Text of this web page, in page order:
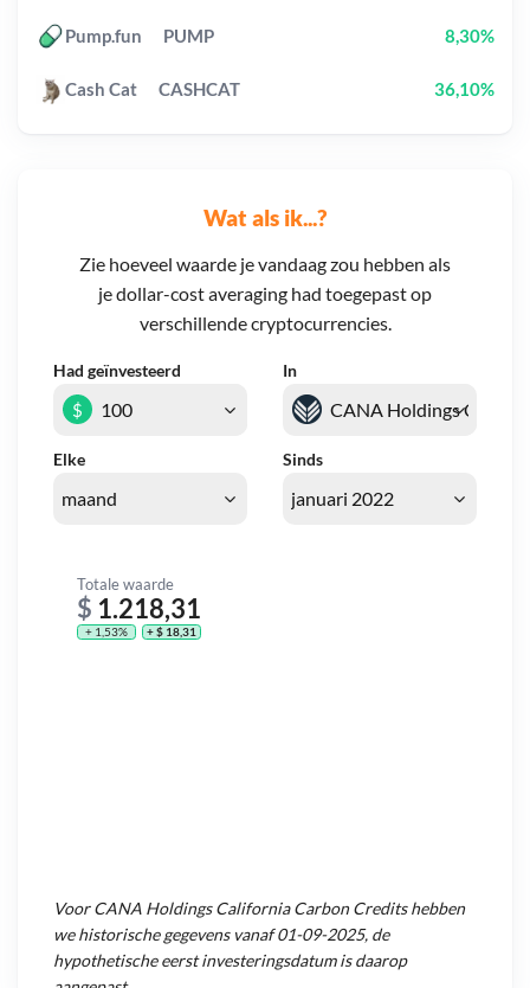
Wat als ik...?
Zie hoeveel waarde je vandaag zou hebben als
je dollar-cost averaging had toegepast op
verschillende cryptocurrencies.
Had geïnvesteerd In
Elke Sinds
$
Totale waarde
$ 1.218,31
+ 1,53% + $ 18,31
VoorCANA Holdings California Carbon Creditshebben
we historische gegevens vanaf01-09-2025, de
hypothetische eerst investeringsdatum is daarop
Pump.fun PUMP 8,30%
Cash Cat CASHCAT 36,10%